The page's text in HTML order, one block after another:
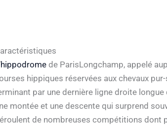
hippodrome de ParisLongchamp, appelé
hippiques réservées aux chevaux
par une dernière ligne droite
montée et une descente qui surprend
de nombreuses compétitions dont